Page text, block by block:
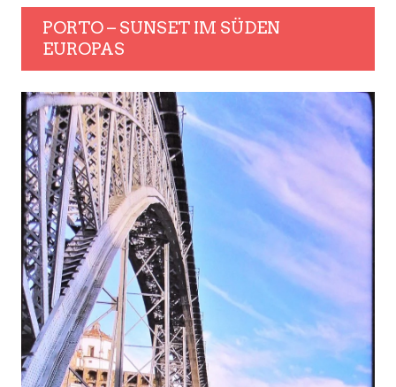
PORTO – SUNSET IM SÜDEN
EUROPAS